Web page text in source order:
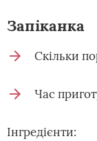
Запіканка
Скільки
Час
Інгредієнти: